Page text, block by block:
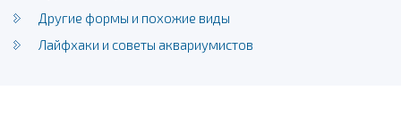
Другие формы и похожие виды
Лайфхаки и советы аквариумистов